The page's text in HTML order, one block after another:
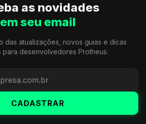
as novidades
em seu email
das atualizações, novos guias e dicas
para desenvolvedores Protheus.
CADASTRAR